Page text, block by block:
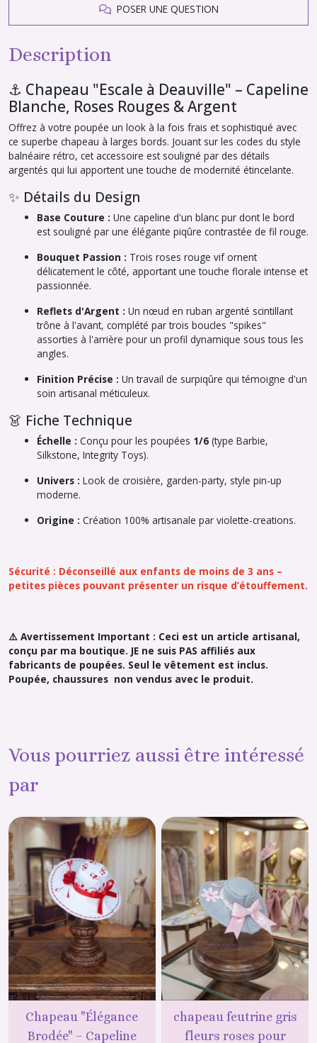
POSER UNE QUESTION
Description
⚓ Chapeau "Escale à Deauville" – Capeline
Blanche, Roses Rouges & Argent
Offrez à votre poupée un look à la fois frais et sophistiqué avec
ce superbe chapeau à larges bords. Jouant sur les codes du style
balnéaire rétro, cet accessoire est souligné par des détails
argentés qui lui apportent une touche de modernité étincelante.
✨ Détails du Design
Base Couture : Une capeline d'un blanc pur dont le bord
est souligné par une élégante piqûre contrastée de fil rouge.
Bouquet Passion : Trois roses rouge vif ornent
délicatement le côté, apportant une touche florale intense et
passionnée.
Reflets d'Argent : Un nœud en ruban argenté scintillant
trône à l'avant, complété par trois boucles "spikes"
assorties à l'arrière pour un profil dynamique sous tous les
angles.
Finition Précise : Un travail de surpiqûre qui témoigne d'un
soin artisanal méticuleux.
👗 Fiche Technique
Échelle : Conçu pour les poupées 1/6 (type Barbie,
Silkstone, Integrity Toys).
Univers : Look de croisière, garden-party, style pin-up
moderne.
Origine : Création 100% artisanale par violette-creations.
Sécurité : Déconseillé aux enfants de moins de 3 ans –
petites pièces pouvant présenter un risque d’étouffement.
⚠️ Avertissement Important : Ceci est un article artisanal,
conçu par ma boutique. JE ne suis PAS affiliés aux
fabricants de poupées. Seul le vêtement est inclus.
Poupée, chaussures non vendus avec le produit.
Vous pourriez aussi être intéressé
par
Chapeau "Élégance
Brodée" – Capeline
chapeau feutrine gris
fleurs roses pour